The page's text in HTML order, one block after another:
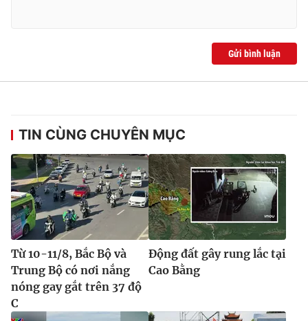
Gửi bình luận
TIN CÙNG CHUYÊN MỤC
Từ 10-11/8, Bắc Bộ và
Trung Bộ có nơi nắng
nóng gay gắt trên 37 độ
C
Động đất gây rung lắc tại
Cao Bằng